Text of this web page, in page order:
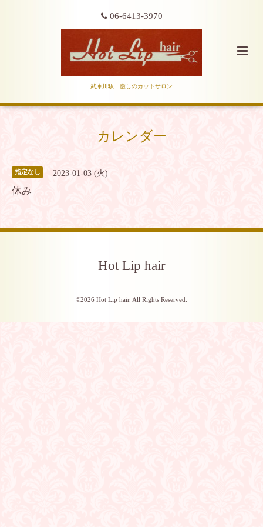
06-6413-3970
武庫川駅 癒しのカットサロン
カレンダー
指定なし 2023-01-03 (火)
休み
Hot Lip hair
©2026 Hot Lip hair. All Rights Reserved.